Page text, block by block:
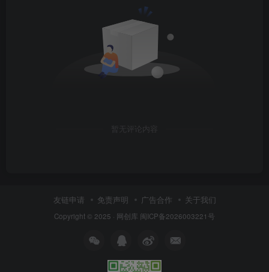
暂无评论内容
友链申请 免责声明 广告合作 关于我们
Copyright © 2025 · 网创库 闽ICP备2026003221号